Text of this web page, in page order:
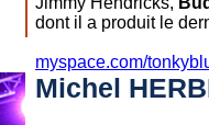
dont il a produit le
myspace.com/
Michel